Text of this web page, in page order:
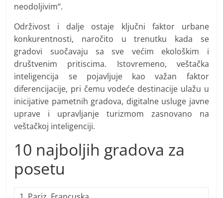
neodoljivim“.
Održivost i dalje ostaje ključni faktor urbane
konkurentnosti, naročito u trenutku kada se
gradovi suočavaju sa sve većim ekološkim i
društvenim pritiscima. Istovremeno, veštačka
inteligencija se pojavljuje kao važan faktor
diferencijacije, pri čemu vodeće destinacije ulažu u
inicijative pametnih gradova, digitalne usluge javne
uprave i upravljanje turizmom zasnovano na
veštačkoj inteligenciji.
10 najboljih gradova za
posetu